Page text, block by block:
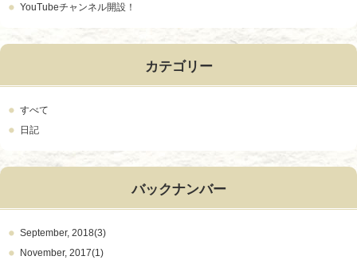
YouTubeチャンネル開設！
カテゴリー
すべて
日記
バックナンバー
September, 2018(3)
November, 2017(1)